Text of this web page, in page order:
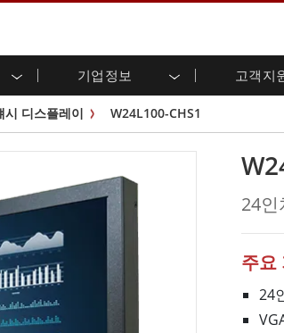
기업정보 고객지
스플레이
CAP)
임
트
C
시리
실외 디스플레이
G-WIN 시리즈 /
후면 마운트
바 유형 디스플레
OSD 박스
산업용 패널
HMI(P-CAP 터
산업용 패널
산업용 패널
스테인리스 시
G-WIN 시리즈 /
ATEX 등급
바 타입 패널 PC
컴퓨팅 헬스케어 등
에너지, 화학
식품 및 위
창고 및 물류
로보틱스 시스템 헬스케어
헤비 듀티
계 시민권
센터 고객 서비스
제품 변경 알
널 VR 엑스포
시 디스플레이 W24L100-CHS1
24인
주요
24